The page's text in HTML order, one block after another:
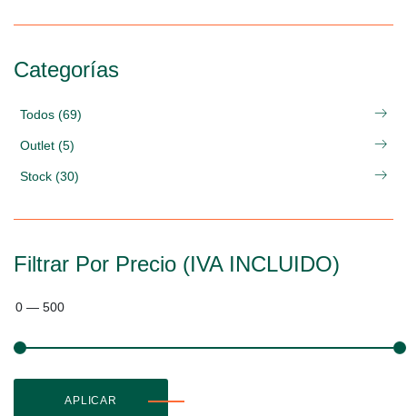
Categorías
Todos (69)
Outlet (5)
Stock (30)
Filtrar Por Precio (IVA INCLUIDO)
0 — 500
APLICAR